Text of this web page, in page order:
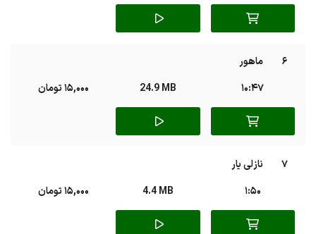
6
ماهور
10:47
24.9 MB 15,000 تومان
7
نازلی یار
1:50
4.4 MB 15,000 تومان